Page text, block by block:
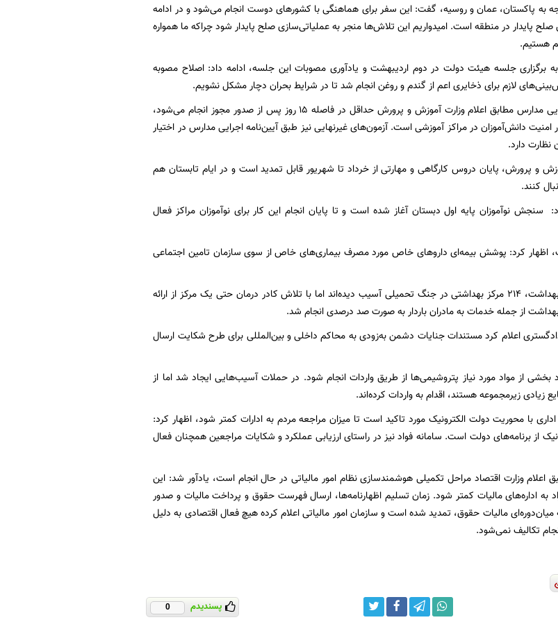
به پاکستان، عمان و روسیه، گفت: این سفر برای هماهنگی با کشورهای دوست انجام می‌شود و در ادامه
پایدار در منطقه است. امیدواریم این تلاش‌ها منجر به عملیاتی‌سازی صلح پایدار شود چراکه ما همواره
هستیم.
برگزاری جلسه هیئت دولت در دوم اردیبهشت و یادآوری مصوبات این جلسه، ادامه داد: اصلاح مصوبه
لازم برای ذخایری اعم از گندم و روغن انجام شد تا در شرایط بحران دچار مشکل نشویم.
وی با بیان اینکه برگزاری آزمون نهایی مدارس مطابق اعلام وزارت آموزش و پرورش حداقل در فاصله ۱۵ روز پس از صدور مجوز انجام می‌شود،
امنیت دانش‌آموزان در مراکز آموزشی است. آزمون‌های غیرنهایی نیز طبق آیین‌نامه اجرایی مدارس در اختیار
دارد.
و پرورش، پایان دروس کارگاهی و مهارتی از خرداد تا شهریور قابل تمدید است و در ایام تابستان هم
کنند.
نوآموزان پایه اول دبستان آغاز شده است و تا پایان انجام این کار برای نوآموزان مراکز فعال
اظهار کرد: پوشش بیمه‌ای داروهای خاص مورد مصرف بیماری‌های خاص از سوی سازمان تامین اجتماعی
مهاجرانی افزود: طبق اعلام وزارت بهداشت، ۲۱۴ مرکز بهداشتی در جنگ تحمیلی آسیب دیده‌اند اما با تلاش کادر درمان حتی یک مرکز از ارائه
از جمله خدمات به مادران باردار به صورت صد درصدی انجام شد.
اعلام کرد مستندات جنایات دشمن به‌زودی به محاکم داخلی و بین‌المللی برای طرح شکایت ارسال
از مواد مورد نیاز پتروشیمی‌ها از طریق واردات انجام شود. در حملات آسیب‌هایی ایجاد شد اما از
زیرمجموعه هستند، اقدام به واردات کرده‌اند.
اداری با محوریت دولت الکترونیک مورد تاکید است تا میزان مراجعه مردم به ادارات کمتر شود، اظهار کرد:
از برنامه‌های دولت است. سامانه فواد نیز در راستای ارزیابی عملکرد و شکایات مراجعین همچنان فعال
اعلام وزارت اقتصاد مراحل تکمیلی هوشمندسازی نظام امور مالیاتی در حال انجام است، یادآور شد: این
به اداره‌های مالیات کمتر شود. زمان تسلیم اظهارنامه‌ها، ارسال فهرست حقوق و پرداخت مالیات و صدور
مالیات حقوق، تمدید شده است و سازمان امور مالیاتی اعلام کرده هیچ فعال اقتصادی به دلیل
تکالیف نمی‌شود.
پسندیدم 0